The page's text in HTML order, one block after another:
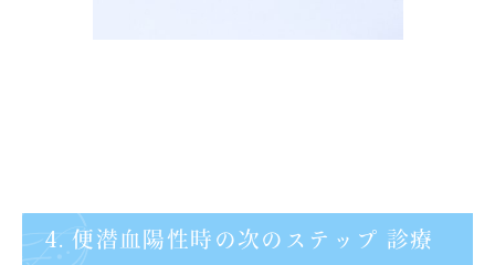
4. 便潜血陽性時の次のステップ 診療